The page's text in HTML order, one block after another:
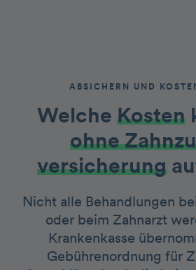
ABSICHERN UND
Welche Kosten
ohne
versicherung
Nicht alle Behandlungen
oder beim Zahnarzt
Krankenkasse
Gebührenordnung für